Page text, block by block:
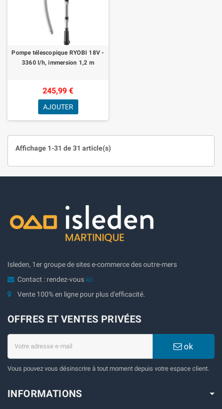
Pompe télescopique RYOBI 18V -
3360 l/h, immersion 1,2 m
245,99 €
AJOUTER
Affichage 1-31 de 31 article(s)
Isleden, 1er groupe de sites e-commerce des outre-mers
Contact : rendez-vous ici
Vente 100% en ligne pour plus d'efficacité.
OFFRES ET VENTES PRIVÉES
ok
Vous pouvez vous désinscrire à tout moment depuis votre espace client.
INFORMATIONS